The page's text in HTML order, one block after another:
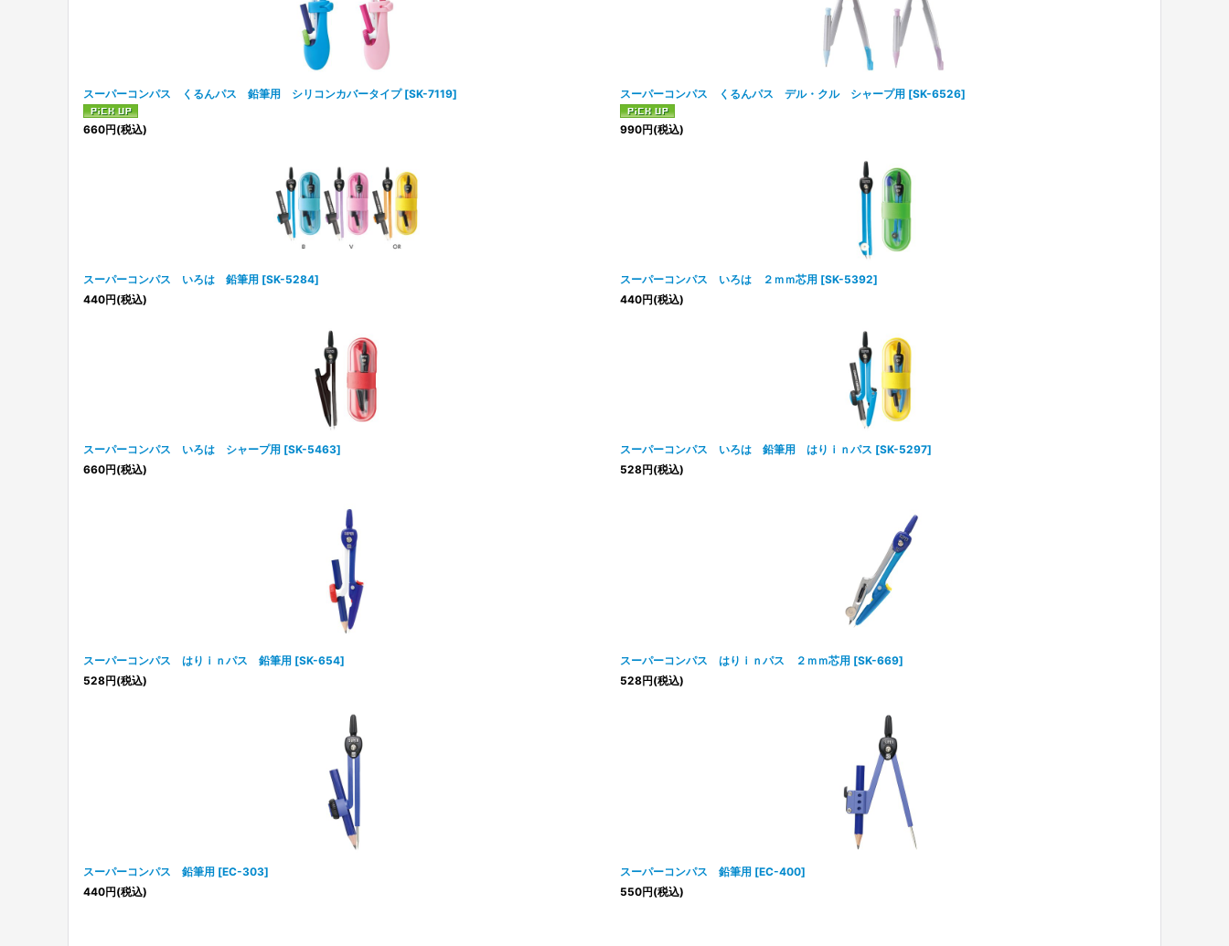
スーパーコンパス くるんパス 鉛筆用 シリコンカバータイプ [SK-7119]
660円(税込)
スーパーコンパス くるんパス デル・クル シャープ用 [SK-6526]
990円(税込)
スーパーコンパス いろは 鉛筆用 [SK-5284]
440円(税込)
スーパーコンパス いろは ２ｍｍ芯用 [SK-5392]
440円(税込)
スーパーコンパス いろは シャープ用 [SK-5463]
660円(税込)
スーパーコンパス いろは 鉛筆用 はりｉｎパス [SK-5297]
528円(税込)
スーパーコンパス はりｉｎパス 鉛筆用 [SK-654]
528円(税込)
スーパーコンパス はりｉｎパス ２ｍｍ芯用 [SK-669]
528円(税込)
スーパーコンパス 鉛筆用 [EC-303]
440円(税込)
スーパーコンパス 鉛筆用 [EC-400]
550円(税込)